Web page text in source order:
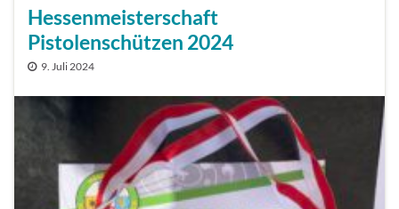
Hessenmeisterschaft
Pistolenschützen 2024
9. Juli 2024